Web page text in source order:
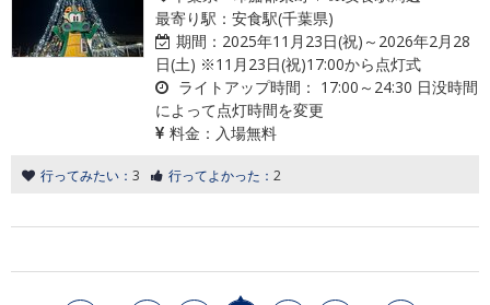
最寄り駅：安食駅(千葉県)
期間： 2025年11月23日(祝)～2026年2月28
日(土) ※11月23日(祝)17:00から点灯式
ライトアップ時間： 17:00～24:30 日没時間
によって点灯時間を変更
料金： 入場無料
行ってみたい： 3 行ってよかった： 2